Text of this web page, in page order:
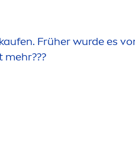
Früher wurde es